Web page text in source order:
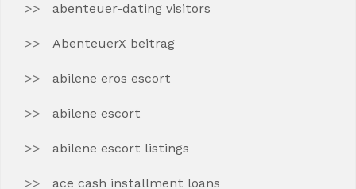
abenteuer-dating visitors
AbenteuerX beitrag
abilene eros escort
abilene escort
abilene escort listings
ace cash installment loans